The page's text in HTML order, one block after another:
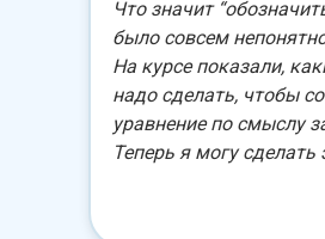
Что значит
было совсем
На курсе показали,
надо сделать, чтобы
уравнение по смыслу
Теперь я могу сделать